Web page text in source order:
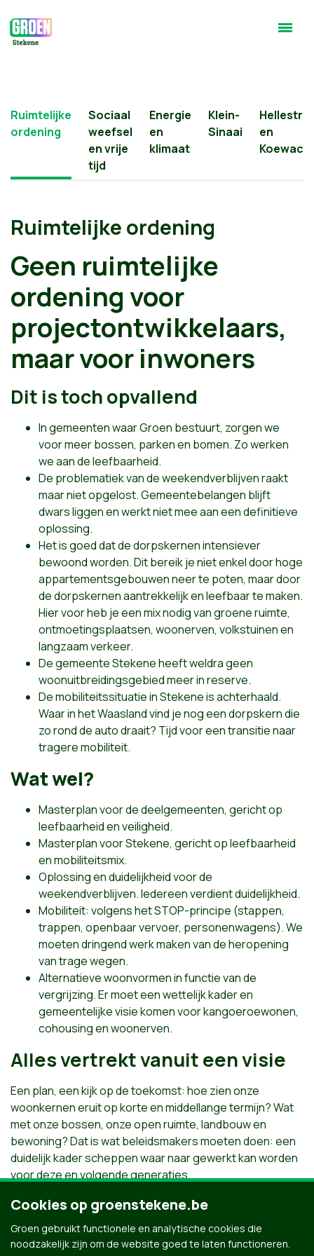
Ruimtelijke
ordening
Sociaal
weefsel
en vrije
tijd
Energie
en
klimaat
Klein-
Sinaai
en
Ruimtelijke ordening
Geen ruimtelijke
ordening voor
projectontwikkelaars,
maar voor inwoners
Dit is toch opvallend
In gemeenten waar Groen bestuurt, zorgen we
voor meer bossen, parken en bomen. Zo werken
we aan de leefbaarheid.
De problematiek van de weekendverblijven raakt
maar niet opgelost. Gemeentebelangen blijft
dwars liggen en werkt niet mee aan een definitieve
oplossing.
Het is goed dat de dorpskernen intensiever
bewoond worden. Dit bereik je niet enkel door hoge
appartementsgebouwen neer te poten, maar door
de dorpskernen aantrekkelijk en leefbaar te maken.
Hier voor heb je een mix nodig van groene ruimte,
ontmoetingsplaatsen, woonerven, volkstuinen en
langzaam verkeer.
De gemeente Stekene heeft weldra geen
woonuitbreidingsgebied meer in reserve.
De mobiliteitssituatie in Stekene is achterhaald.
Waar in het Waasland vind je nog een dorpskern die
zo rond de auto draait? Tijd voor een transitie naar
tragere mobiliteit.
Wat wel?
Masterplan voor de deelgemeenten, gericht op
leefbaarheid en veiligheid.
Masterplan voor Stekene, gericht op leefbaarheid
en mobiliteitsmix.
Oplossing en duidelijkheid voor de
weekendverblijven. Iedereen verdient duidelijkheid.
Mobiliteit: volgens het STOP-principe (stappen,
trappen, openbaar vervoer, personenwagens). We
moeten dringend werk maken van de heropening
van trage wegen.
Alternatieve woonvormen in functie van de
vergrijzing. Er moet een wettelijk kader en
gemeentelijke visie komen voor kangoeroewonen,
cohousing en woonerven.
Alles vertrekt vanuit een visie
Een plan, een kijk op de toekomst: hoe zien onze
woonkernen eruit op korte en middellange termijn? Wat
met onze bossen, onze open ruimte, landbouw en
bewoning? Dat is wat beleidsmakers moeten doen: een
duidelijk kader scheppen waar naar gewerkt kan worden
voor deze en volgende generaties.
lange termijn, met duidelijke afspraken zodat iedereen -
ontwikkelaar en particulier- weet waar hij/zij aan toe is.
Daar kan niemand toch iets op tegen hebben?
Cookies op groenstekene.be
Groen gebruikt functionele en analytische cookies die
noodzakelijk zijn om de website goed te laten functioneren.